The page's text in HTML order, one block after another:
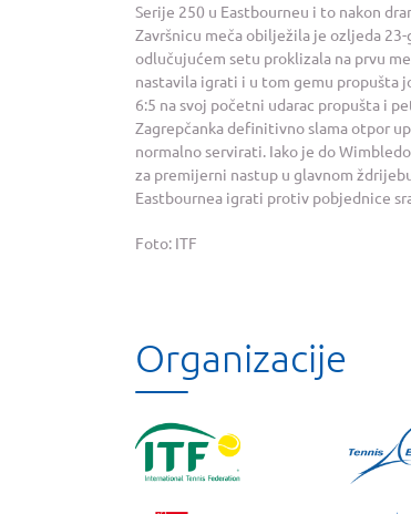
Serije 250 u Eastbourneu i to nakon
Završnicu meča obilježila je ozljeda
odlučujućem setu proklizala na prvu
nastavila igrati i u tom gemu propušta
6:5 na svoj početni udarac propušta i
Zagrepčanka definitivno slama otpor
normalno servirati. Iako je do
za premijerni nastup u glavnom
Eastbournea igrati protiv pobjednice
Foto: ITF
Organizacije